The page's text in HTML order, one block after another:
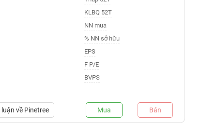
KLBQ 52T
NN mua
% NN sở hữu
EPS
F P/E
BVPS
về Pinetree Mua Bán